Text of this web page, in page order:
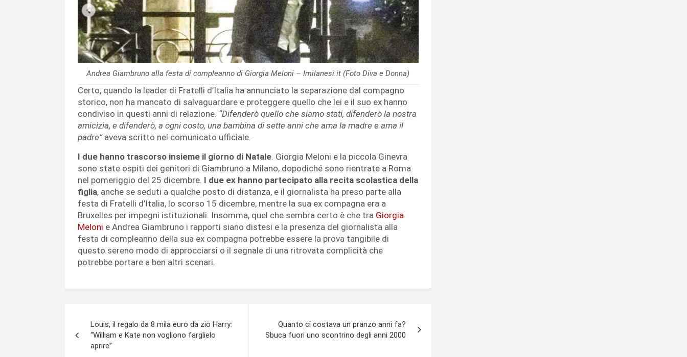
Andrea Giambruno alla festa di compleanno di Giorgia Meloni – Imilanesi.it (Foto Diva e Donna)
Certo, quando la leader di Fratelli d’Italia ha annunciato la separazione dal compagno
storico, non ha mancato di salvaguardare e proteggere quello che lei e il suo ex hanno
condiviso in questi anni di relazione. “Difenderò quello che siamo stati, difenderò la nostra
amicizia, e difenderò, a ogni costo, una bambina di sette anni che ama la madre e ama il
padre” aveva scritto nel comunicato ufficiale.
I due hanno trascorso insieme il giorno di Natale. Giorgia Meloni e la piccola Ginevra
sono state ospiti dei genitori di Giambruno a Milano, dopodiché sono rientrate a Roma
nel pomeriggio del 25 dicembre. I due ex hanno partecipato alla recita scolastica della
figlia, anche se seduti a qualche posto di distanza, e il giornalista ha preso parte alla
festa di Fratelli d’Italia, lo scorso 15 dicembre, mentre la sua ex compagna era a
Bruxelles per impegni istituzionali. Insomma, quel che sembra certo è che tra Giorgia
Meloni e Andrea Giambruno i rapporti siano distesi e la presenza del giornalista alla
festa di compleanno della sua ex compagna potrebbe essere la prova tangibile di
questo sereno modo di approcciarsi o il segnale di una ritrovata complicità che
potrebbe portare a ben altri scenari.
articoli
Louis, il regalo da 8 mila euro da zio Harry:
“William e Kate non vogliono farglielo
aprire”
Quanto ci costava un pranzo anni fa?
Sbuca fuori uno scontrino degli anni 2000